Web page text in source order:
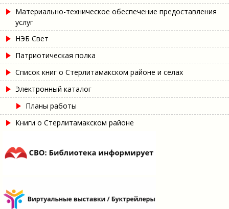
Материально-техническое обеспечение предоставления
услуг
НЭБ Свет
Патриотическая полка
Список книг о Стерлитамакском районе и селах
Электронный каталог
Планы работы
Книги о Стерлитамакском районе